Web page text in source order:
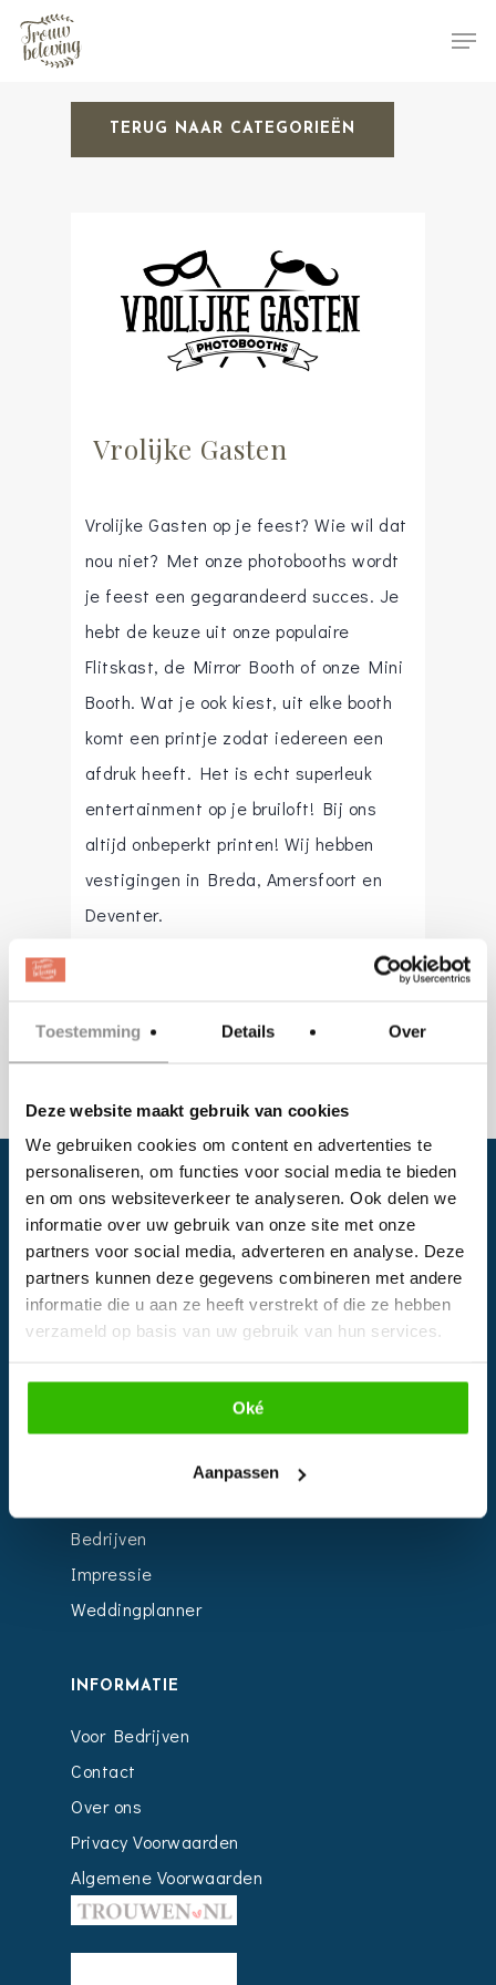
Toestemming Details Over
Deze website maakt gebruik van cookies
We gebruiken cookies om content en advertenties te
personaliseren, om functies voor social media te bieden
en om ons websiteverkeer te analyseren. Ook delen we
informatie over uw gebruik van onze site met onze
partners voor social media, adverteren en analyse. Deze
partners kunnen deze gegevens combineren met andere
informatie die u aan ze heeft verstrekt of die ze hebben
verzameld op basis van uw gebruik van hun services.
Oké
Aanpassen
Hit enter to search or ESC to close
TERUG NAAR CATEGORIEËN
Vrolijke Gasten
Vrolijke Gasten op je feest? Wie wil dat
nou niet? Met onze photobooths wordt
je feest een gegarandeerd succes. Je
hebt de keuze uit onze populaire
Flitskast, de Mirror Booth of onze Mini
Booth. Wat je ook kiest, uit elke booth
komt een printje zodat iedereen een
afdruk heeft. Het is echt superleuk
entertainment op je bruiloft! Bij ons
altijd onbeperkt printen! Wij hebben
vestigingen in Breda, Amersfoort en
Deventer.
Facebook
Instagram
Bedrijven
Impressie
Weddingplanner
INFORMATIE
Voor Bedrijven
Contact
Over ons
Privacy Voorwaarden
Algemene Voorwaarden